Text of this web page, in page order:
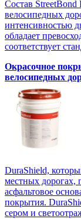
Состав StreetBond
велосипедных
интенсивностью
обладает
соответствует
Окрасочное
велосипедных
DuraShield,
местных дорогах,
асфальтовое
покрытия.
сером и